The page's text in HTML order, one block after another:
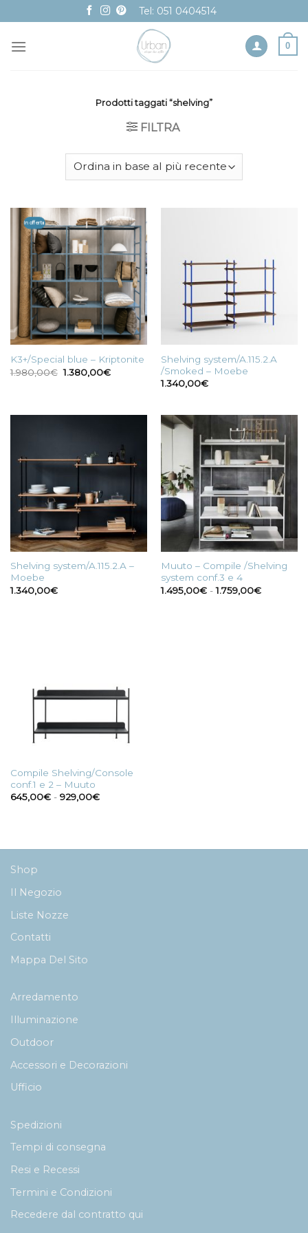
to
content
Tel: 051 0404514
0
Prodotti taggati “shelving”
FILTRA
In offerta
K3+/Special blue – Kriptonite
1.980,00€ Il
prezzo
1.380,00€Il
Shelving system/A.115.2.A
/Smoked – Moebe
1.340,00€
Shelving system/A.115.2.A –
Moebe
1.340,00€
Muuto – Compile /Shelving
system conf.3 e 4
1.495,00€ - 1.759,00€Fascia
Compile Shelving/Console
conf.1 e 2 – Muuto
645,00€ - 929,00€Fascia
929,00€
Shop
Il Negozio
Liste Nozze
Contatti
Mappa Del Sito
Arredamento
Illuminazione
Outdoor
Accessori e Decorazioni
Ufficio
Spedizioni
Tempi di consegna
Resi e Recessi
Termini e Condizioni
Recedere dal contratto qui